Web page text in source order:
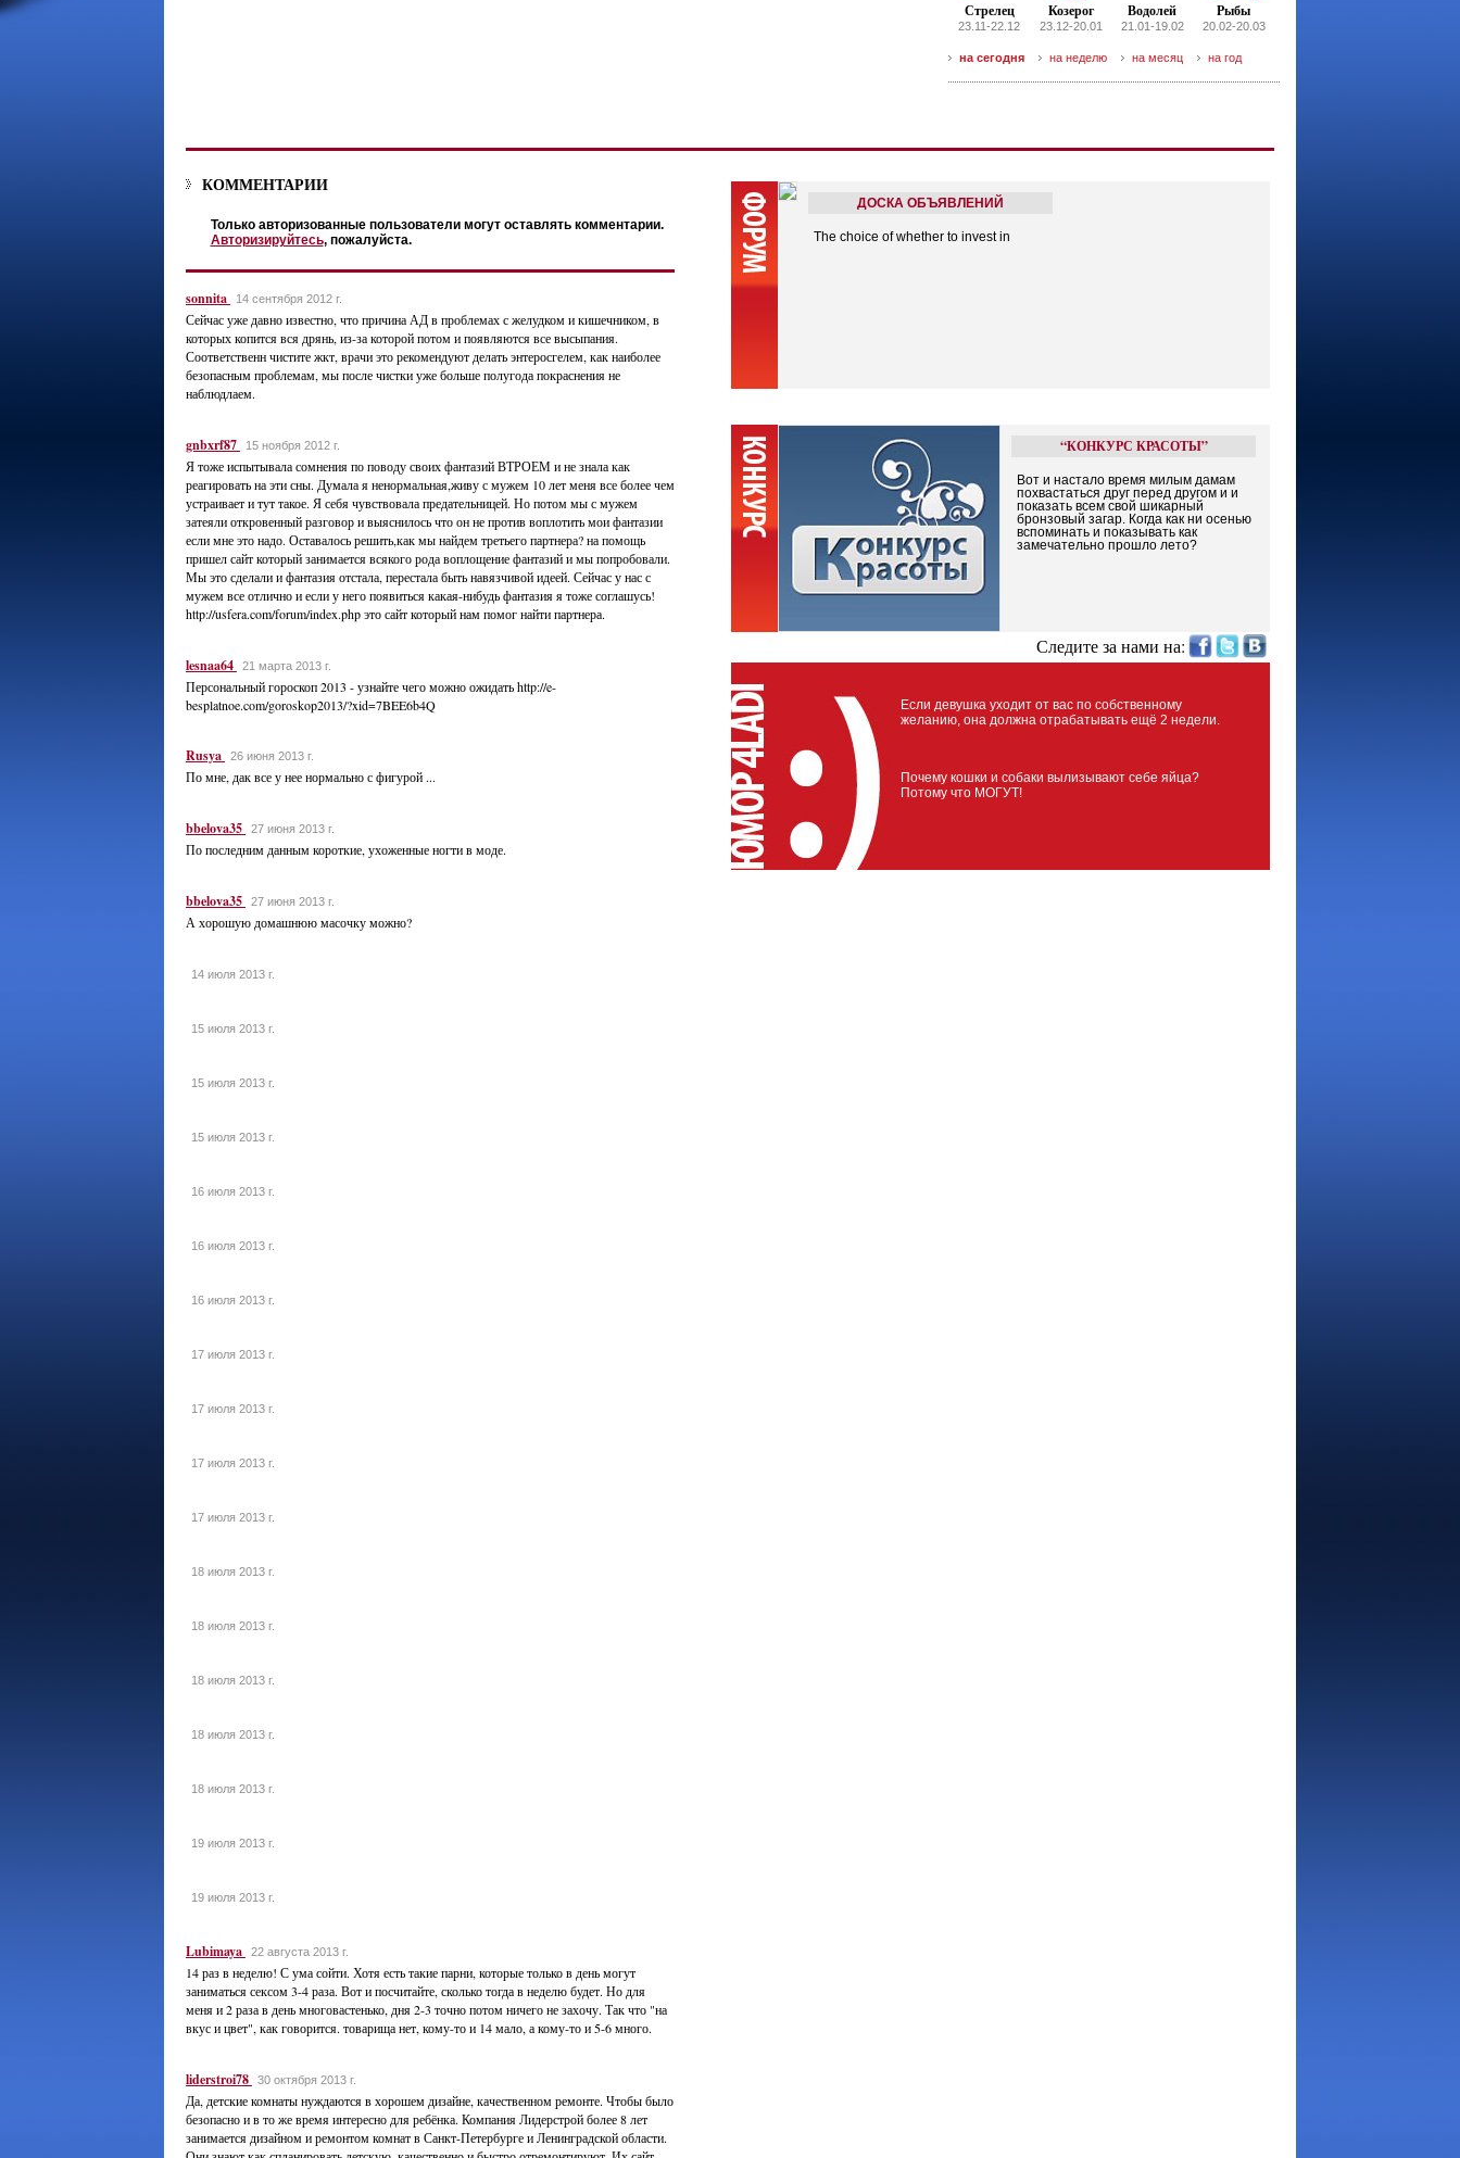
Стрелец
23.11-22.12
Козерог
23.12-20.01
Водолей
21.01-19.02
Рыбы
20.02-20.03
на сегодня на неделю на месяц на год
КОММЕНТАРИИ
Только авторизованные пользователи могут оставлять комментарии.
Авторизируйтесь, пожалуйста.
sonnita 14 сентября 2012 г.
Сейчас уже давно известно, что причина АД в проблемах с желудком и кишечником, в
которых копится вся дрянь, из-за которой потом и появляются все высыпания.
Соответственн чистите жкт, врачи это рекомендуют делать энтеросгелем, как наиболее
безопасным проблемам, мы после чистки уже больше полугода покраснения не
наблюдлаем.
gnbxrf87 15 ноября 2012 г.
Я тоже испытывала сомнения по поводу своих фантазий ВТРОЕМ и не знала как
реагировать на эти сны. Думала я ненормальная,живу с мужем 10 лет меня все более чем
устраивает и тут такое. Я себя чувствовала предательницей. Но потом мы с мужем
затеяли откровенный разговор и выяснилось что он не против воплотить мои фантазии
если мне это надо. Оставалось решить,как мы найдем третьего партнера? на помощь
пришел сайт который занимается всякого рода воплощение фантазий и мы попробовали.
Мы это сделали и фантазия отстала, перестала быть навязчивой идеей. Сейчас у нас с
мужем все отлично и если у него появиться какая-нибудь фантазия я тоже соглашусь!
http://usfera.com/forum/index.php это сайт который нам помог найти партнера.
lesnaa64 21 марта 2013 г.
Персональный гороскоп 2013 - узнайте чего можно ожидать http://e-
besplatnoe.com/goroskop2013/?xid=7BEE6b4Q
Rusya 26 июня 2013 г.
По мне, дак все у нее нормально с фигурой ...
bbelova35 27 июня 2013 г.
По последним данным короткие, ухоженные ногти в моде.
bbelova35 27 июня 2013 г.
А хорошую домашнюю масочку можно?
14 июля 2013 г.
15 июля 2013 г.
15 июля 2013 г.
15 июля 2013 г.
16 июля 2013 г.
16 июля 2013 г.
16 июля 2013 г.
17 июля 2013 г.
17 июля 2013 г.
17 июля 2013 г.
17 июля 2013 г.
18 июля 2013 г.
18 июля 2013 г.
18 июля 2013 г.
18 июля 2013 г.
18 июля 2013 г.
19 июля 2013 г.
19 июля 2013 г.
Lubimaya 22 августа 2013 г.
14 раз в неделю! С ума сойти. Хотя есть такие парни, которые только в день могут
заниматься сексом 3-4 раза. Вот и посчитайте, сколько тогда в неделю будет. Но для
меня и 2 раза в день многовастенько, дня 2-3 точно потом ничего не захочу. Так что "на
вкус и цвет", как говорится. товарища нет, кому-то и 14 мало, а кому-то и 5-6 много.
liderstroi78 30 октября 2013 г.
Да, детские комнаты нуждаются в хорошем дизайне, качественном ремонте. Чтобы было
безопасно и в то же время интересно для ребёнка. Компания Лидерстрой более 8 лет
занимается дизайном и ремонтом комнат в Санкт-Петербурге и Ленинградской области.
ДОСКА ОБЪЯВЛЕНИЙ
The choice of whether to invest in
“КОНКУРС КРАСОТЫ”
Вот и настало время милым дамам
похвастаться друг перед другом и и
показать всем свой шикарный
бронзовый загар. Когда как ни осенью
вспоминать и показывать как
замечательно прошло лето?
Следите за нами на:
Если девушка уходит от вас по собственному
желанию, она должна отрабатывать ещё 2 недели.
Почему кошки и собаки вылизывают себе яйца?
Потому что МОГУТ!